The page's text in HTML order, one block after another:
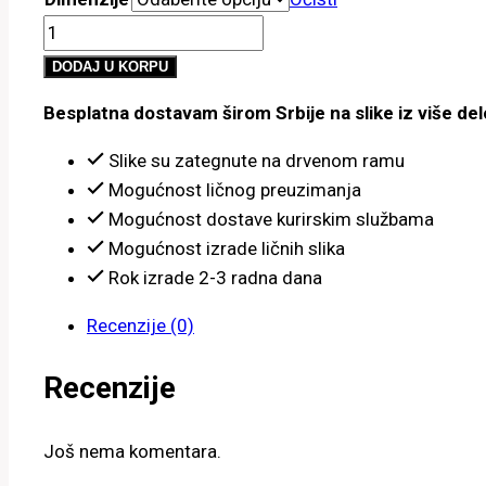
od
Devojka
u
ver.
DODAJ U KORPU
Besplatna dostavam širom Srbije na slike iz više
Slike su zategnute na drvenom ramu
Mogućnost ličnog preuzimanja
Mogućnost dostave kurirskim službama
Mogućnost izrade ličnih slika
Rok izrade 2-3 radna dana
Recenzije (0)
Recenzije
Još nema komentara.